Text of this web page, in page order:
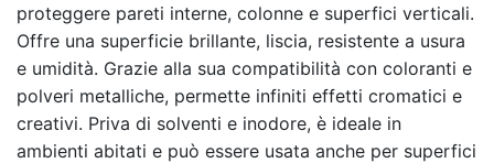
proteggere pareti interne, colonne e superfici verticali.
Offre una superficie brillante, liscia, resistente a usura
e umidità. Grazie alla sua compatibilità con coloranti e
polveri metalliche, permette infiniti effetti cromatici e
creativi. Priva di solventi e inodore, è ideale in
ambienti abitati e può essere usata anche per superfici